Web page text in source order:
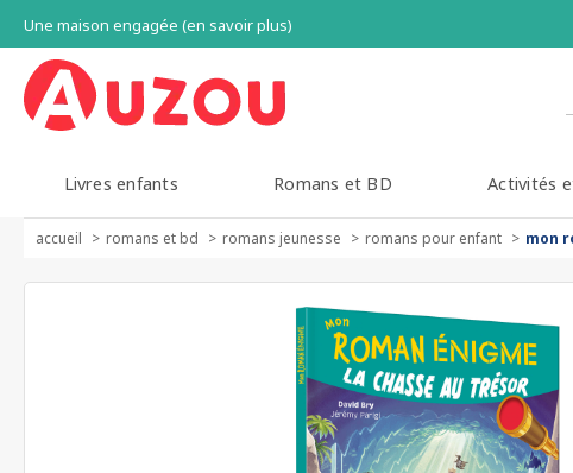
Une maison engagée (en savoir plus)
Livres enfants Romans et BD Activités
accueil romans et bd romans jeunesse romans pour enfant mon